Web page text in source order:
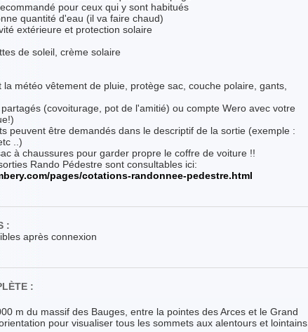
pour ceux qui y sont habitués
quantité d'eau (il va faire chaud)
extérieure et protection solaire
de soleil, crème solaire
météo vêtement de pluie, protège sac, couche polaire, gants,
(covoiturage, pot de l'amitié) ou compte Wero avec votre
peuvent être demandés dans le descriptif de la sortie (exemple :
..)
à chaussures pour garder propre le coffre de voiture !!
Rando Pédestre sont consultables ici:
pages/cotations-randonnee-pedestre.html
:
après connexion
:
m du massif des Bauges, entre la pointes des Arces et le Grand
pour visualiser tous les sommets aux alentours et lointains.